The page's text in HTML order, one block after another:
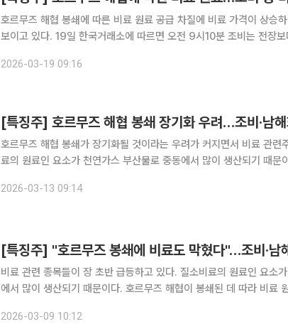
호르무즈 해협 봉쇄에 따른 비료 원료 공급 차질에 비료 가격이 상승
보이고 있다. 19일 한국거래소에 따르면 오전 9시10분 조비는 전장보다 8.76% 오른 1만7390원
2026-03-19 09:16
[특징주] 호르무즈 해협 봉쇄 장기화 우려…조비·남해
호르무즈 해협 봉쇄가 장기화될 것이라는 우려가 커지면서 비료 관련
료의 원료인 요소가 천연가스 부산물로 중동에서 많이 생산되기 때문이다. 13일 한국거래소
22.91% 오른 1만730원에 거래 중이다. 효성오앤비(19.
2026-03-13 09:14
비료 관련 종목들이 장 초반 급등하고 있다. 질소비료의 원료인 요소
에서 많이 생산되기 때문이다. 호르무즈 해협이 봉쇄된 데 따라 비료
조비는 전장보다 29.95% 오른 1만8960원에 거래되며 상한가를
2026-03-09 10:12